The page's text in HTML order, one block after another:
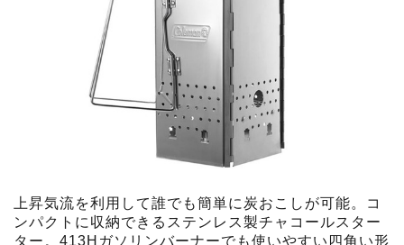
上昇気流を利用して誰でも簡単に炭おこしが可能。コ
ンパクトに収納できるステンレス製チャコールスター
ター。413Hガソリンバーナーでも使いやすい四角い形